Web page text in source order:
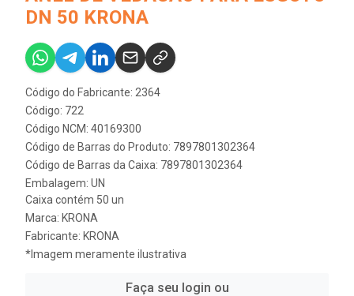
DN 50 KRONA
Código do Fabricante: 2364
Código: 722
Código NCM: 40169300
Código de Barras do Produto: 7897801302364
Código de Barras da Caixa: 7897801302364
Embalagem: UN
Caixa contém 50 un
Marca: KRONA
Fabricante: KRONA
*Imagem meramente ilustrativa
Faça seu login ou